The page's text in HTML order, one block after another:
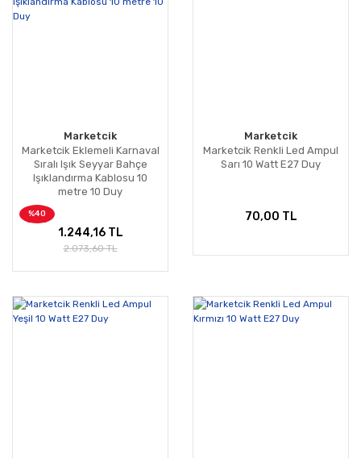
Marketcik
Marketcik Eklemeli Karnaval
Sıralı Işık Seyyar Bahçe
Işıklandırma Kablosu 10
metre 10 Duy
%40
1.244,16 TL
2.073,60 TL
Marketcik
Marketcik Renkli Led Ampul
Sarı 10 Watt E27 Duy
70,00 TL